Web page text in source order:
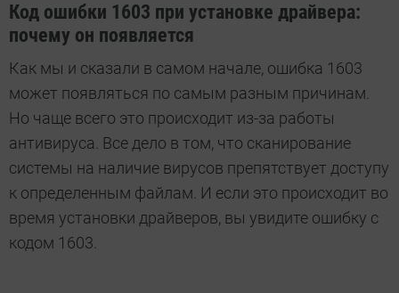
Код ошибки 1603 при установке драйвера:
почему он появляется
Как мы и сказали в самом начале, ошибка 1603
может появляться по самым разным причинам.
Но чаще всего это происходит из-за работы
антивируса. Все дело в том, что сканирование
системы на наличие вирусов препятствует доступу
к определенным файлам. И если это происходит во
время установки драйверов, вы увидите ошибку с
кодом 1603.